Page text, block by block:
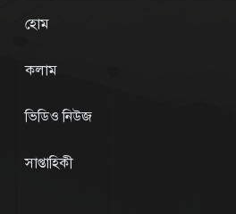
হোম
কলাম
ভিডিও নিউজ
সাপ্তাহিকী